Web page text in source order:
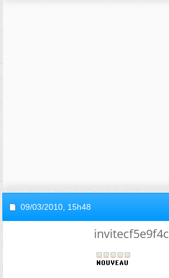
09/03/2010, 15h48
invitecf5e9f4c